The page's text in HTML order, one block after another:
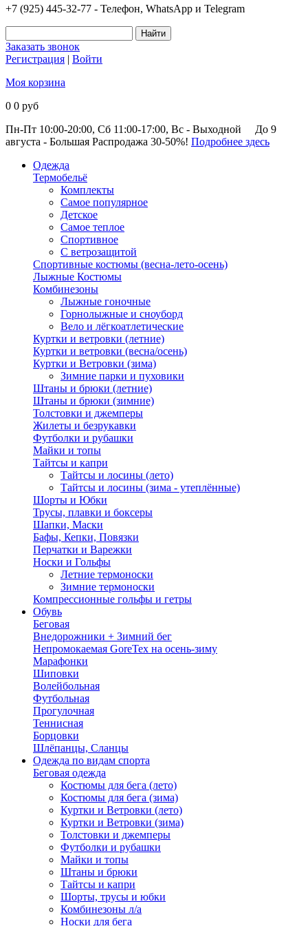
+7 (925) 445-32-77 - Телефон, WhatsApp и Telegram
Заказать звонок
Регистрация | Войти
Моя корзина
0 0 руб
Пн-Пт 10:00-20:00, Сб 11:00-17:00, Вс - Выходной
До 9
августа - Большая Распродажа 30-50%! Подробнее здесь
Одежда
Термобельё
Комплекты
Самое популярное
Детское
Самое теплое
Спортивное
С ветрозащитой
Спортивные костюмы (весна-лето-осень)
Лыжные Костюмы
Комбинезоны
Лыжные гоночные
Горнолыжные и сноуборд
Вело и лёгкоатлетические
Куртки и ветровки (летние)
Куртки и ветровки (весна/осень)
Куртки и Ветровки (зима)
Зимние парки и пуховики
Штаны и брюки (летние)
Штаны и брюки (зимние)
Толстовки и джемперы
Жилеты и безрукавки
Футболки и рубашки
Майки и топы
Тайтсы и капри
Тайтсы и лосины (лето)
Тайтсы и лосины (зима - утеплённые)
Шорты и Юбки
Трусы, плавки и боксеры
Шапки, Маски
Бафы, Кепки, Повязки
Перчатки и Варежки
Носки и Гольфы
Летние термоноски
Зимние термоноски
Компрессионные гольфы и гетры
Обувь
Беговая
Внедорожники + Зимний бег
Непромокаемая GoreTex на осень-зиму
Марафонки
Шиповки
Волейбольная
Футбольная
Прогулочная
Теннисная
Борцовки
Шлёпанцы, Сланцы
Одежда по видам спорта
Беговая одежда
Костюмы для бега (лето)
Костюмы для бега (зима)
Куртки и Ветровки (лето)
Куртки и Ветровки (зима)
Толстовки и джемперы
Футболки и рубашки
Майки и топы
Штаны и брюки
Тайтсы и капри
Шорты, трусы и юбки
Комбинезоны л/а
Носки для бега